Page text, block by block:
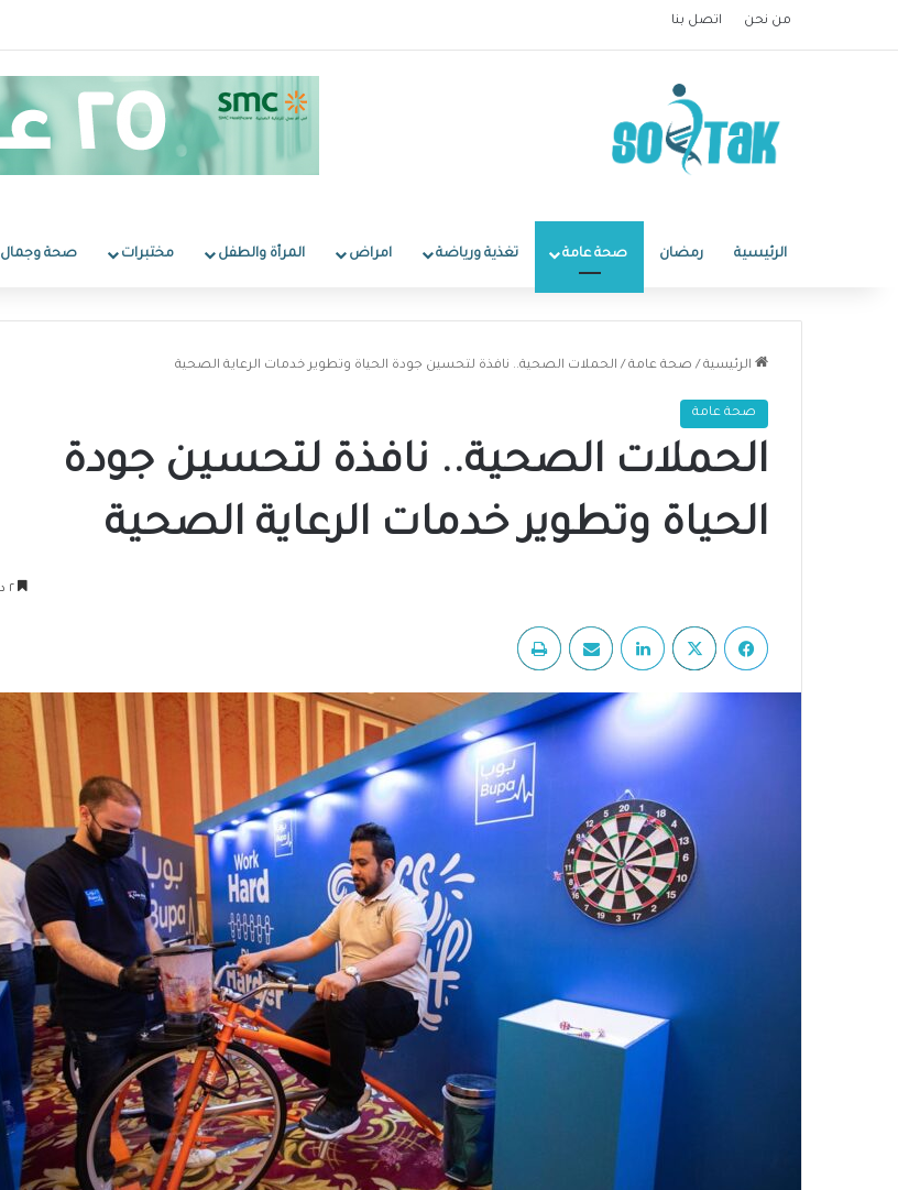
من نحن اتصل بنا
الرئيسية رمضان صحة عامة تغذية ورياضة امراض المرأة والطفل مختبرات صحة وجمال
الرئيسية / صحة عامة / الحملات الصحية.. نافذة لتحسين جودة الحياة وتطوير خدمات الرعاية الصحية
صحة عامة
الحملات الصحية.. نافذة لتحسين جودة
الحياة وتطوير خدمات الرعاية الصحية
فيسبوك لينكدإن مشاركة عبر البريد